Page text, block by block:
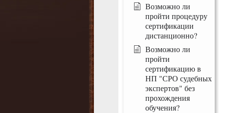
Возможно ли
пройти процедуру
сертификации
дистанционно?
Возможно ли
пройти
сертификацию в
НП "СРО судебных
экспертов" без
прохождения
обучения?